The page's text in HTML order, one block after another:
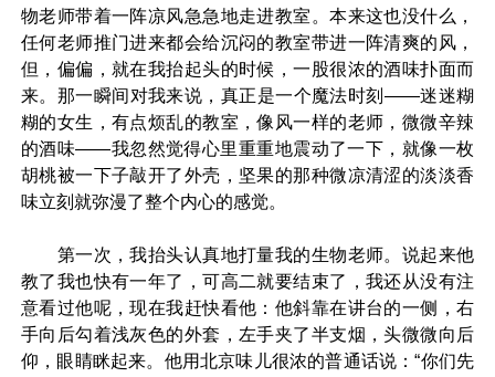
物老师带着一阵凉风急急地走进教室。本来这也没什么，
任何老师推门进来都会给沉闷的教室带进一阵清爽的风，
但，偏偏，就在我抬起头的时候，一股很浓的酒味扑面而
来。那一瞬间对我来说，真正是一个魔法时刻——迷迷糊
糊的女生，有点烦乱的教室，像风一样的老师，微微辛辣
的酒味——我忽然觉得心里重重地震动了一下，就像一枚
胡桃被一下子敲开了外壳，坚果的那种微凉清涩的淡淡香
味立刻就弥漫了整个内心的感觉。
第一次，我抬头认真地打量我的生物老师。说起来他
教了我也快有一年了，可高二就要结束了，我还从没有注
意看过他呢，现在我赶快看他：他斜靠在讲台的一侧，右
手向后勾着浅灰色的外套，左手夹了半支烟，头微微向后
仰，眼睛眯起来。他用北京味儿很浓的普通话说：“你们先